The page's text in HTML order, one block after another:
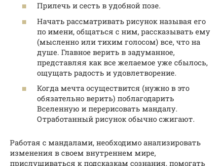
Прилечь и сесть в удобной позе.
Начать рассматривать рисунок называя его
по имени, общаться с ним, рассказывать ему
(мысленно или тихим голосом) все, что на
душе. Главное верить в задуманное,
представляя как все желаемое уже сбылось,
ощущать радость и удовлетворение.
Когда мечта осуществится (нужно в это
обязательно верить) поблагодарить
Вселенную и перерисовать мандалу.
Отработанный рисунок обычно сжигают.
Работая с мандалами, необходимо анализировать
изменения в своем внутреннем мире,
прислушиваться к подсказкам сознания, помогать